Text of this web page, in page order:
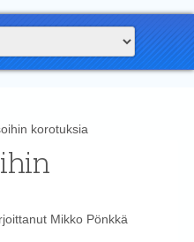
korotuksia
Mikko Pönkkä